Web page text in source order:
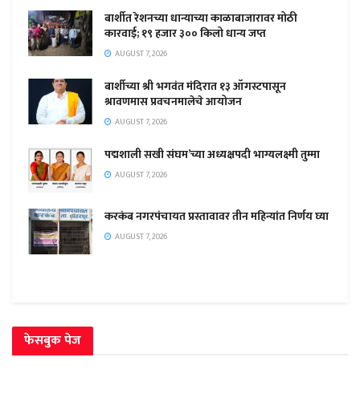
बार्शीत रेशनच्या धान्याच्या काळाबाजारावर मोठी
कारवाई; १९ हजार ३०० किलो धान्य जप्त
AUGUST 7, 2026
बार्शीच्या श्री भगवंत मंदिरात १३ ऑगस्टपासून
श्रावणमास प्रवचनमालेचे आयोजन
AUGUST 7, 2026
पद्मशाली सखी संघम’च्या अध्यक्षपदी भाग्यलक्ष्मी तुम्मा
AUGUST 7, 2026
करकंब नगरपंचायत प्रस्तावावर तीन महिन्यांत निर्णय घ्या
AUGUST 7, 2026
फेसबुक पेज